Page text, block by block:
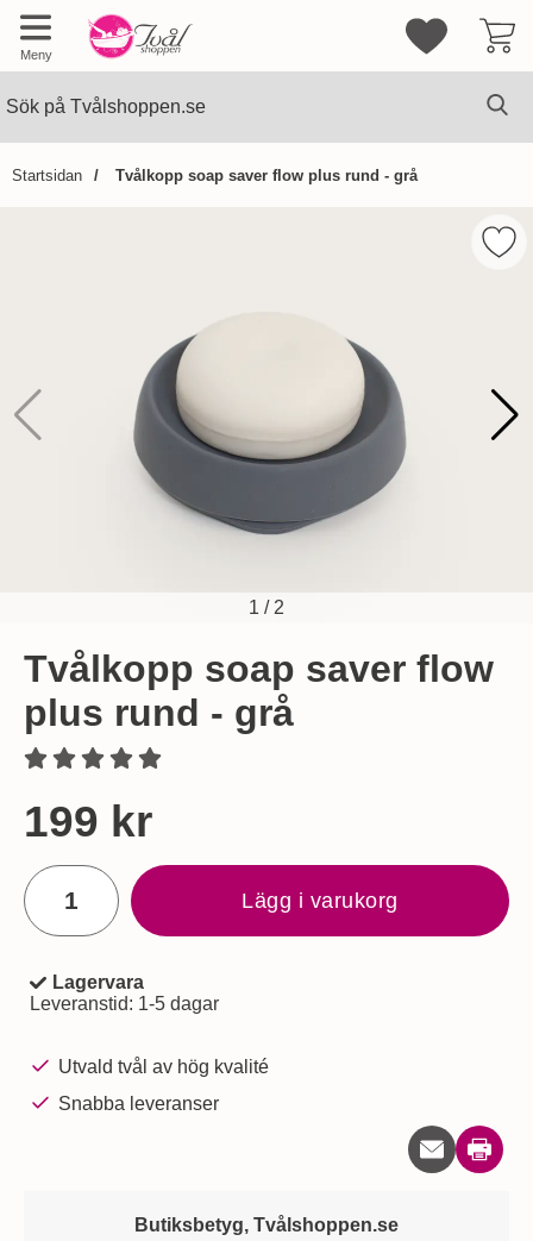
Meny
Mina
Startsidan Tvålkopp soap saver flow plus rund - grå
1 / 2
Tvålkopp soap saver flow
plus rund - grå
Handla denna produkt Tvålkopp soap saver flow plus rund -
pris
199 kr
antal
Lägg i varukorg
Tillgänglighet:
Lagervara
Leveranstid: 1-5 dagar
Utvald tvål av hög kvalité
Snabba leveranser
Skriv
Butiksbetyg, Tvålshoppen.se